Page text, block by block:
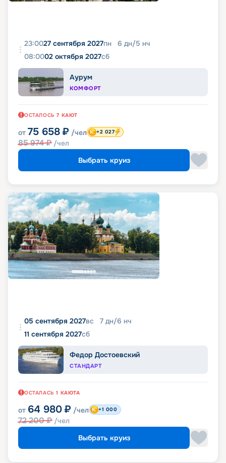
23:0027 сентября 2027пн 6 дн/5 нч
08:0002 октября 2027сб
Аурум
КОМФОРТ
ОСТАЛОСЬ 7 КАЮТ
от 75 658 ₽ /чел
85 974₽ /чел
+2 027
Выбрать круиз
05 сентября 2027вс 7 дн/6 нч
11 сентября 2027сб
Федор Достоевский
СТАНДАРТ
ОСТАЛАСЬ 1 КАЮТА
от 64 980 ₽ /чел
72 200₽ /чел
+1 000
Выбрать круиз